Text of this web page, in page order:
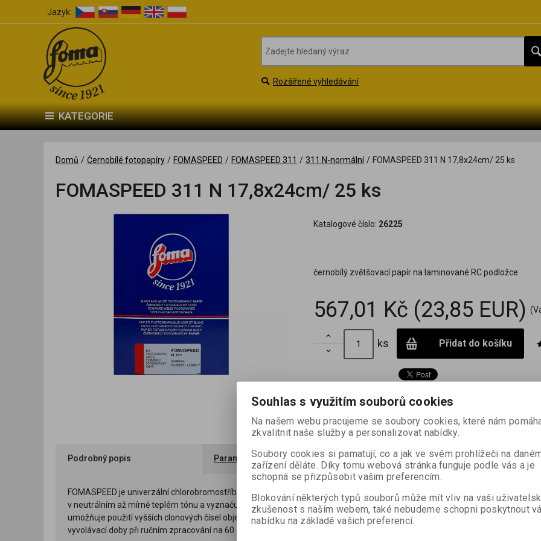
Jazyk:
Rozšířené vyhledávání
KATEGORIE
Domů / Černobílé fotopapíry / FOMASPEED / FOMASPEED 311 / 311 N-normální / FOMASPEED 311 N 17,8x24cm/ 25 ks
FOMASPEED 311 N 17,8x24cm/ 25 ks
Katalogové číslo: 26225
černobílý zvětšovací papír na laminované RC podložce
567,01 Kč (23,85 EUR)


ks Přidat do košíku
Podrobný popis Parametry Dotaz na výrobek Doporučit
FOMASPEED je univerzální chlorobromostříbrný černobílý zvětšovací papír na podložce oboustranně laminované
v neutrálním až mírně teplém tónu a vyznačuje se velmi bohatou stupnicí polotónů od zářivě bílé až po sytě černou. Jeho
umožňuje použití vyšších clonových čísel objektivu i při zvětšování na velký formát. Emulzní vrstva obsahuje vyvolávací
vyvolávací doby při ručním zpracování na 60 – 90 s při teplotě 20 °C.
Souhlas s využitím souborů cookies
Na našem webu pracujeme se soubory cookies, které nám
zkvalitnit naše služby a personalizovat nabídky.
Soubory cookies si pamatují, co a jak ve svém prohlížeči na
zařízení děláte. Díky tomu webová stránka funguje podle vás a je
schopná se přizpůsobit vašim preferencím.
Blokování některých typů souborů může mít vliv na vaši
zkušenost s naším webem, také nebudeme schopni poskytnout
nabídku na základě vašich preferencí.